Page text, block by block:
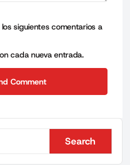
siguientes comentarios a
cada nueva entrada.
Comment
Search
Search